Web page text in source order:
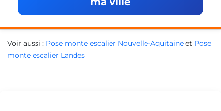
Voir aussi : Pose monte escalier Nouvelle-Aquitaine et Pose
monte escalier Landes